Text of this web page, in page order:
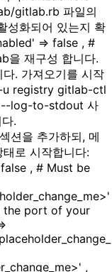
gitlab.rb 파일의
성화되어 있는지 확
=> false , #
을 재구성 합니다.
. 가져오기를 시작
-u registry gitlab-ctl
log-to-stdout 사
.
션을 추가하되, 메
로 시작합니다:
, # Must be
the port of your
,